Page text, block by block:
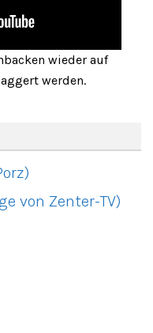
wieder auf
werden.
von Zenter-TV)